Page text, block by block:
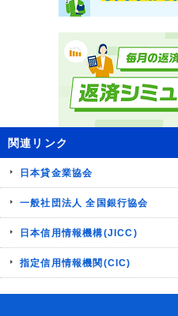
関連リンク
日本貸金業協会
一般社団法人 全国銀行協会
日本信用情報機構(JICC)
指定信用情報機関(CIC)